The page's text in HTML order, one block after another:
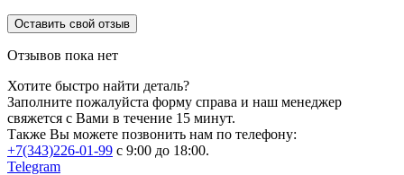
Оставить свой отзыв
Отзывов пока нет
Хотите быстро найти деталь?
Заполните пожалуйста форму справа и наш менеджер
свяжется с Вами в течение 15 минут.
Также Вы можете позвонить нам по телефону:
+7(343)226-01-99 с 9:00 до 18:00.
Telegram